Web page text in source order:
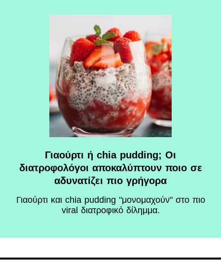
Γιαούρτι ή chia pudding; Οι
διατροφολόγοι αποκαλύπτουν ποιο σε
αδυνατίζει πιο γρήγορα
Γιαούρτι και chia pudding "μονομαχούν" στο πιο
viral διατροφικό δίλημμα.